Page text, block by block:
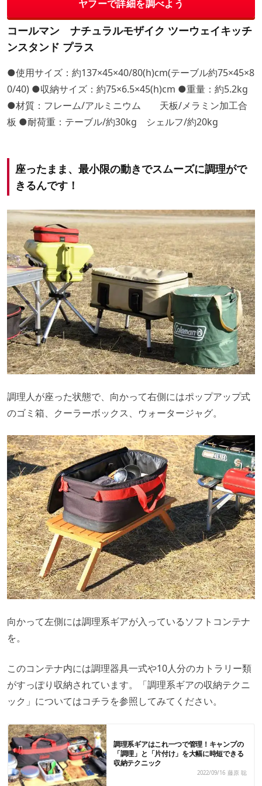
ヤフーで詳細を調べよう
コールマン ナチュラルモザイク ツーウェイキッチ
ンスタンド プラス
●使用サイズ：約137×45×40/80(h)cm(テーブル約75×45×8
0/40) ●収納サイズ：約75×6.5×45(h)cm ●重量：約5.2kg
●材質：フレーム/アルミニウム 天板/メラミン加工合
板 ●耐荷重：テーブル/約30kg シェルフ/約20kg
座ったまま、最小限の動きでスムーズに調理がで
きるんです！
調理人が座った状態で、向かって右側にはポップアップ式
のゴミ箱、クーラーボックス、ウォータージャグ。
向かって左側には調理系ギアが入っているソフトコンテナ
を。
このコンテナ内には調理器具一式や10人分のカトラリー類
がすっぽり収納されています。「調理系ギアの収納テクニ
ック」についてはコチラを参照してみてください。
調理系ギアはこれ一つで管理！キャンプの
「調理」と「片付け」を大幅に時短できる
収納テクニック
2022/09/16 藤原 聡